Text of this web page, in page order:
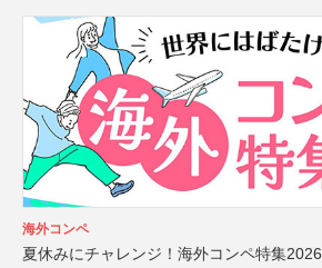
海外コンペ
夏休みにチャレンジ！海外コンペ特集2026